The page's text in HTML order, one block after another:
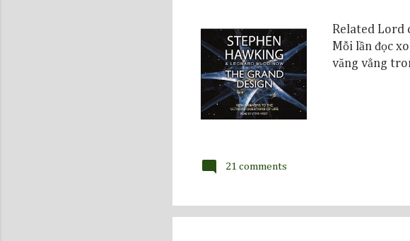
Related Lord
Mỗi lần đọc
văng vẳng
21 comments